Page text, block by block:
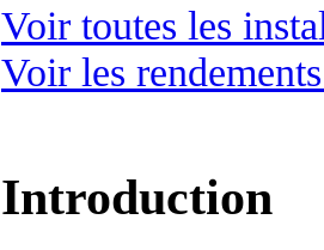
Voir toutes les
Voir les
Introduction